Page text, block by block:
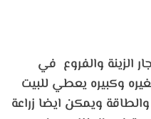
الزينة والفروع في
وكبيره يعطي للبيت
ويمكن ايضا زراعة